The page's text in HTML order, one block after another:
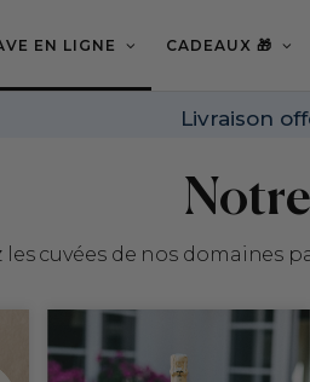
EN LIGNE CADEAUX 🎁
Livraison
les cuvées de nos domaines